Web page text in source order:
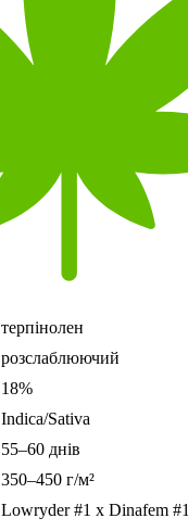
терпінолен
розслаблюючий
18%
Indica/Sativa
55–60 днів
350–450 г/м²
Lowryder #1 x Dinafem #1